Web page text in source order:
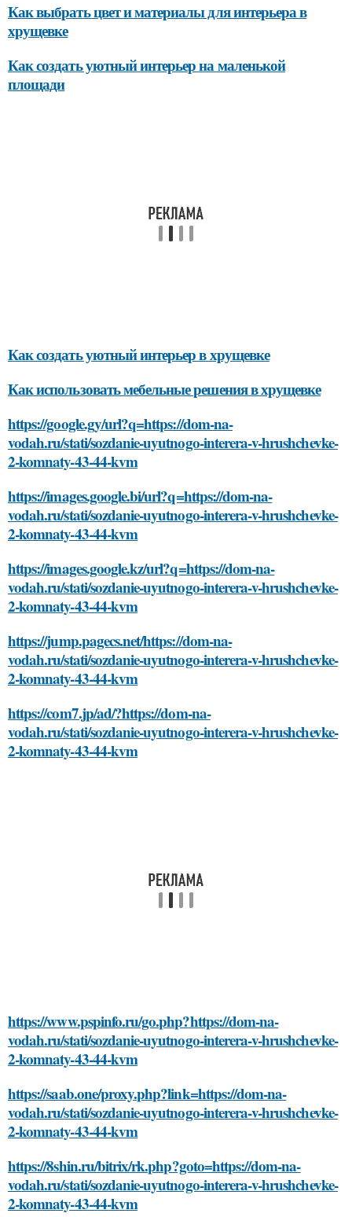
Как выбрать цвет и материалы для интерьера в
хрущевке
Как создать уютный интерьер на маленькой
площади
Как создать уютный интерьер в хрущевке
Как использовать мебельные решения в хрущевке
https://google.gy/url?q=https://dom-na-
vodah.ru/stati/sozdanie-uyutnogo-interera-v-hrushchevke-
2-komnaty-43-44-kvm
https://images.google.bi/url?q=https://dom-na-
vodah.ru/stati/sozdanie-uyutnogo-interera-v-hrushchevke-
2-komnaty-43-44-kvm
https://images.google.kz/url?q=https://dom-na-
vodah.ru/stati/sozdanie-uyutnogo-interera-v-hrushchevke-
2-komnaty-43-44-kvm
https://jump.pagecs.net/https://dom-na-
vodah.ru/stati/sozdanie-uyutnogo-interera-v-hrushchevke-
2-komnaty-43-44-kvm
https://com7.jp/ad/?https://dom-na-
vodah.ru/stati/sozdanie-uyutnogo-interera-v-hrushchevke-
2-komnaty-43-44-kvm
https://www.pspinfo.ru/go.php?https://dom-na-
vodah.ru/stati/sozdanie-uyutnogo-interera-v-hrushchevke-
2-komnaty-43-44-kvm
https://saab.one/proxy.php?link=https://dom-na-
vodah.ru/stati/sozdanie-uyutnogo-interera-v-hrushchevke-
2-komnaty-43-44-kvm
https://8shin.ru/bitrix/rk.php?goto=https://dom-na-
vodah.ru/stati/sozdanie-uyutnogo-interera-v-hrushchevke-
2-komnaty-43-44-kvm